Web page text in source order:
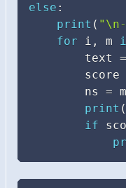
else :
print (
for i , m
        text
=
        score
        ns
= m
print (
if